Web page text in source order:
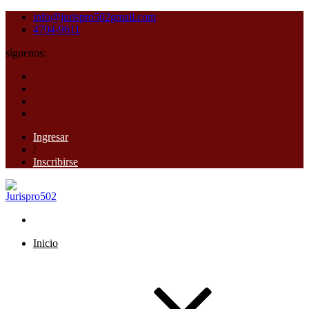
info@jurispro502gmail.com
4704-9611
síguenos:
Ingresar
/
Inscribirse
Inicio